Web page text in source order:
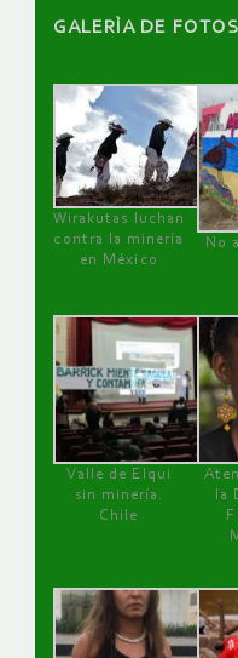
GALERÌA DE FOTOS
Wirakutas luchan
contra la minería
en México
No
Valle de Elqui
sin minería.
Chile
la